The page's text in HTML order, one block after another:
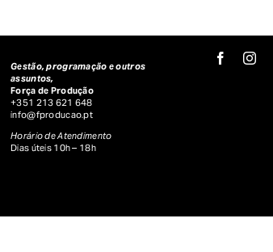
Gestão, programação e outros
assuntos,
Força de Produção
+351 213 621 648
info@fproducao.pt
Horário de Atendimento
Dias úteis 10h – 18h